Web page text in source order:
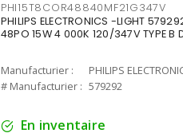
PHI15T8COR48840MF21G347V
PHILIPS ELECTRONICS -LIGHT
48PO 15W 4 000K 120/347V TYPE B
Manufacturier :
PHILIPS
# Manufacturier : 579292
En inventaire